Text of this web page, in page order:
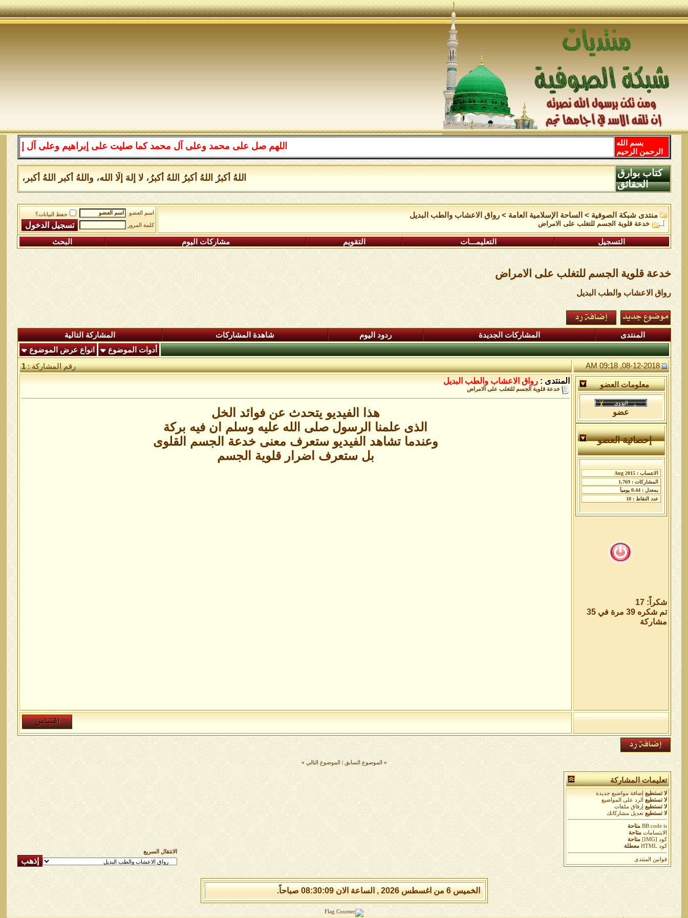
اللهم صل على محمد وعلى آل محمد كما صليت على إبراهيم وعلى آل إبراهيم
بسم الله
الرحمن الرحيم
اللهُ أكبرُ اللهُ أكبرُ اللهُ أكبرُ، لا إلهَ إلَّا الله، واللهُ أكبر اللهُ
كتاب بوارق
الحقائق
منتدى شبكة الصوفية > الساحة اﻹسلامية العامة >رواق الاعشاب والطب البديل
خدعة قلوية الجسم للتغلب على الامراض
اسم العضو
حفظ البيانات؟
كلمة المرور
التسجيل التعليمـــات التقويم مشاركات اليوم البحث
خدعة قلوية الجسم للتغلب على الامراض
رواق الاعشاب والطب البديل
المنتدى المشاركات الجديدة ردود اليوم شاهدة المشاركات
المشاركة التالية
أدوات الموضوع
انواع عرض الموضوع
08-12-2018, 09:18 AM
رقم المشاركة :1
معلومات العضو
عضو
إحصائية العضو
شكراً: 17
تم شكره 39 مرة في 35
مشاركة
المنتدى : رواق الاعشاب والطب البديل
خدعة قلوية الجسم للتغلب على الامراض
هذا الفيديو يتحدث عن فوائد الخل
الذى علمنا الرسول صلى الله عليه وسلم ان فيه بركة
وعندما تشاهد الفيديو ستعرف معنى خدعة الجسم القلوى
بل ستعرف اضرار قلوية الجسم
« الموضوع السابق الموضوع التالي »
تعليمات المشاركة
لا تستطيع
إضافة مواضيع جديدة
لا تستطيع
الرد على المواضيع
لا تستطيع
إرفاق ملفات
لا تستطيع تعديل مشاركاتك
BB codeis
متاحة
الابتسامات متاحة
كود [IMG]
متاحة
كود HTML
معطلة
قوانين المنتدى
الانتقال السريع
الخميس 6 من اغسطس 2026 , الساعة الان 08:30:09 صباحاً.